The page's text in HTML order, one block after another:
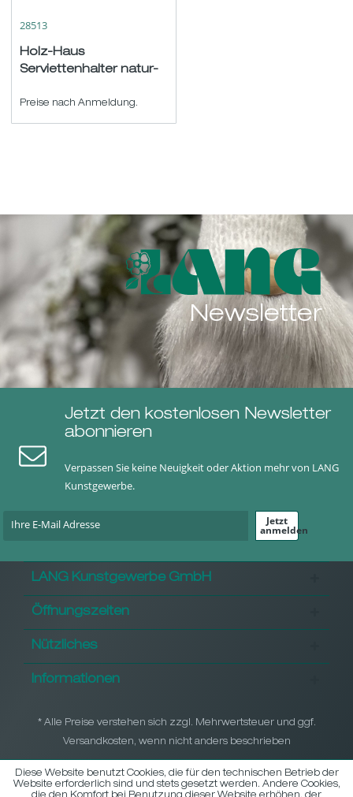
28513
Holz-Haus
Serviettenhalter natur-
H13/14cm
Preise nach Anmeldung.
Newsletter
Jetzt den kostenlosen Newsletter
abonnieren
Verpassen Sie keine Neuigkeit oder Aktion mehr von LANG
Kunstgewerbe.
Jetzt
anmelden
LANG Kunstgewerbe GmbH
Öffnungszeiten
Nützliches
Informationen
* Alle Preise verstehen sich zzgl. Mehrwertsteuer und ggf.
Versandkosten, wenn nicht anders beschrieben
Diese Website benutzt Cookies, die für den technischen Betrieb der
Website erforderlich sind und stets gesetzt werden. Andere Cookies,